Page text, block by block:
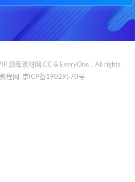
源库素材网.CC & EveryOne. . All rights
程网. 京ICP备19029570号